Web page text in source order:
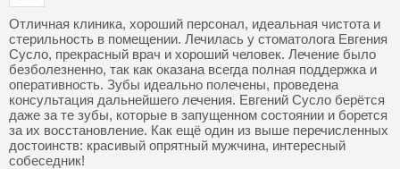
Отличная клиника, хороший персонал, идеальная чистота и
стерильность в помещении. Лечилась у стоматолога Евгения
Сусло, прекрасный врач и хороший человек. Лечение было
безболезненно, так как оказана всегда полная поддержка и
оперативность. Зубы идеально полечены, проведена
консультация дальнейшего лечения. Евгений Сусло берётся
даже за те зубы, которые в запущенном состоянии и борется
за их восстановление. Как ещё один из выше перечисленных
достоинств: красивый опрятный мужчина, интересный
собеседник!